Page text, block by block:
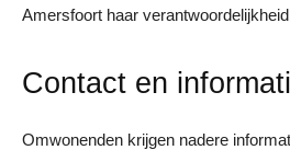
Amersfoort haar
Contact en
Omwonenden krijgen nadere